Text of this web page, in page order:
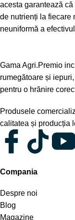
acesta garantează
de nutrienți la fiecare
neuniformă a
Gama Agri.Premio
rumegătoare și
pentru o hrănire
Produsele
calitatea și producția
Compania
Despre noi
Blog
Magazine